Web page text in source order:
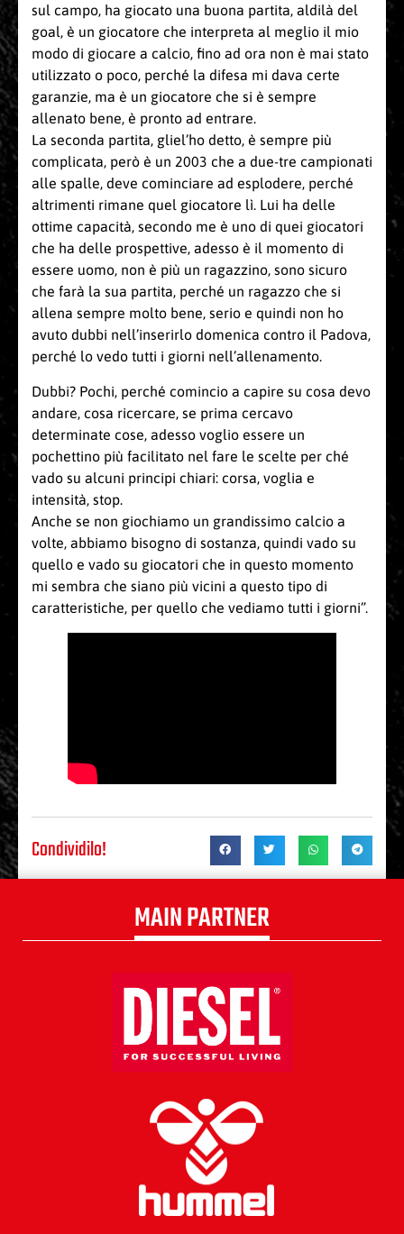
sul campo, ha giocato una buona partita, aldilà del
goal, è un giocatore che interpreta al meglio il mio
modo di giocare a calcio, fino ad ora non è mai stato
utilizzato o poco, perché la difesa mi dava certe
garanzie, ma è un giocatore che si è sempre
allenato bene, è pronto ad entrare.
La seconda partita, gliel’ho detto, è sempre più
complicata, però è un 2003 che a due-tre campionati
alle spalle, deve cominciare ad esplodere, perché
altrimenti rimane quel giocatore lì. Lui ha delle
ottime capacità, secondo me è uno di quei giocatori
che ha delle prospettive, adesso è il momento di
essere uomo, non è più un ragazzino, sono sicuro
che farà la sua partita, perché un ragazzo che si
allena sempre molto bene, serio e quindi non ho
avuto dubbi nell’inserirlo domenica contro il Padova,
perché lo vedo tutti i giorni nell’allenamento.
Dubbi? Pochi, perché comincio a capire su cosa devo
andare, cosa ricercare, se prima cercavo
determinate cose, adesso voglio essere un
pochettino più facilitato nel fare le scelte per ché
vado su alcuni principi chiari: corsa, voglia e
intensità, stop.
Anche se non giochiamo un grandissimo calcio a
volte, abbiamo bisogno di sostanza, quindi vado su
quello e vado su giocatori che in questo momento
mi sembra che siano più vicini a questo tipo di
caratteristiche, per quello che vediamo tutti i giorni”.
Condividilo!
MAIN PARTNER